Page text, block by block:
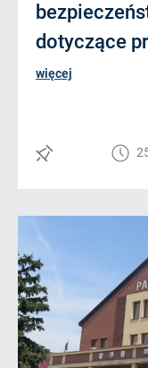
dotyczące
więcej